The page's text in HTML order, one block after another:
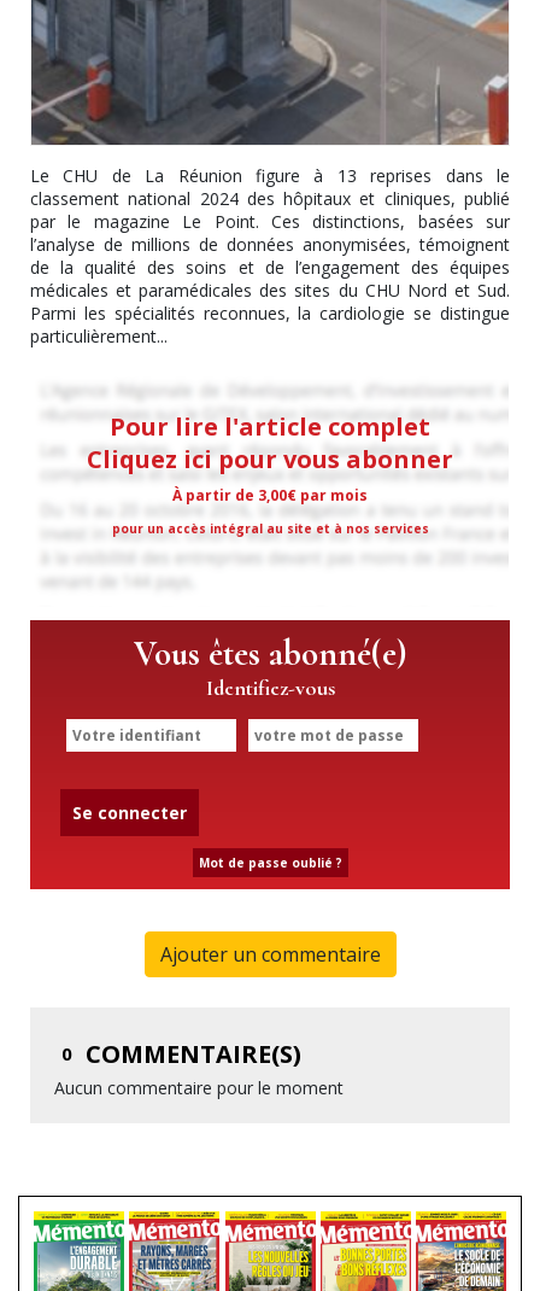
Le CHU de La Réunion figure à 13 reprises dans le
classement national 2024 des hôpitaux et cliniques, publié
par le magazine Le Point. Ces distinctions, basées sur
l’analyse de millions de données anonymisées, témoignent
de la qualité des soins et de l’engagement des équipes
médicales et paramédicales des sites du CHU Nord et Sud.
Parmi les spécialités reconnues, la cardiologie se distingue
particulièrement...
Pour lire l'article complet
Cliquez ici pour vous abonner
À partir de 3,00€ par mois
pour un accès intégral au site et à nos services
Vous êtes abonné(e)
Identifiez-vous
Se connecter
Mot de passe oublié ?
Ajouter un commentaire
0 COMMENTAIRE(S)
Aucun commentaire pour le moment